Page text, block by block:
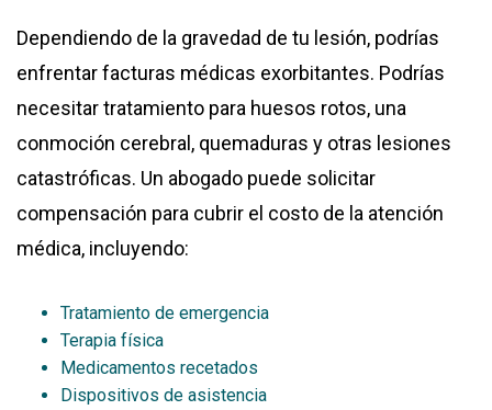
Dependiendo de la gravedad de tu lesión, podrías
enfrentar facturas médicas exorbitantes. Podrías
necesitar tratamiento para huesos rotos, una
conmoción cerebral, quemaduras y otras lesiones
catastróficas. Un abogado puede solicitar
compensación para cubrir el costo de la atención
médica, incluyendo:
Tratamiento de emergencia
Terapia física
Medicamentos recetados
Dispositivos de asistencia